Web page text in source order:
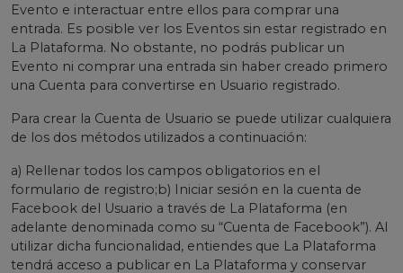
Evento e interactuar entre ellos para comprar una
entrada. Es posible ver los Eventos sin estar registrado en
La Plataforma. No obstante, no podrás publicar un
Evento ni comprar una entrada sin haber creado primero
una Cuenta para convertirse en Usuario registrado.
Para crear la Cuenta de Usuario se puede utilizar cualquiera
de los dos métodos utilizados a continuación:
a) Rellenar todos los campos obligatorios en el
formulario de registro;b) Iniciar sesión en la cuenta de
Facebook del Usuario a través de La Plataforma (en
adelante denominada como su “Cuenta de Facebook”). Al
utilizar dicha funcionalidad, entiendes que La Plataforma
tendrá acceso a publicar en La Plataforma y conservar